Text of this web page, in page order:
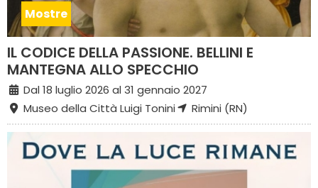
Mostre
IL CODICE DELLA PASSIONE. BELLINI E
MANTEGNA ALLO SPECCHIO
Dal 18 luglio 2026 al 31 gennaio 2027
Museo della Città Luigi Tonini
Rimini (RN)